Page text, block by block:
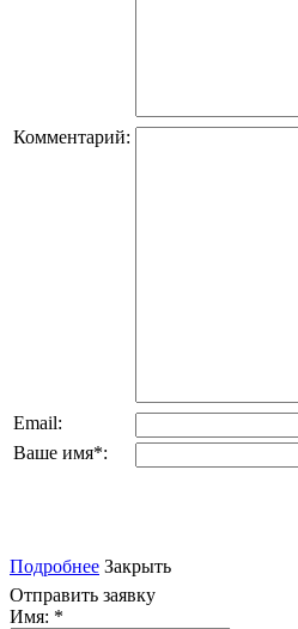
Комментарий:
Email:
Ваше имя*:
Подробнее Закрыть
Отправить заявку
Имя: *